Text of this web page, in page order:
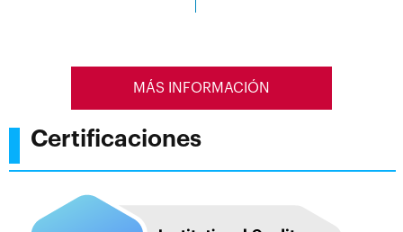
MÁS INFORMACIÓN
Certificaciones